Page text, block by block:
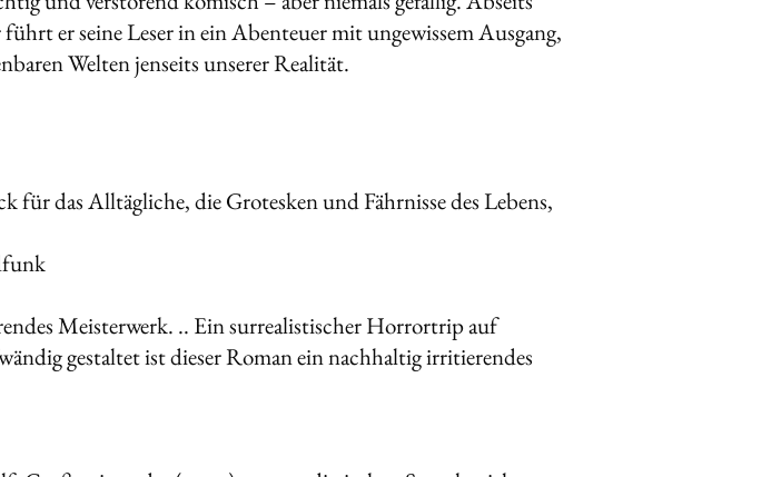
er seine Leser in ein Abenteuer mit ungewissem Ausgang,
Welten jenseits unserer Realität.
für das Alltägliche, die Grotesken und Fährnisse des Lebens,
Meisterwerk. .. Ein surrealistischer Horrortrip auf
gestaltet ist dieser Roman ein nachhaltig irritierendes